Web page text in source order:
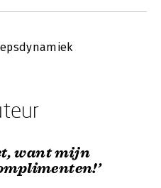
want mijn